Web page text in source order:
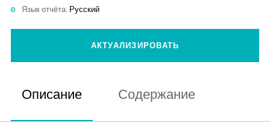
Язык отчёта: Русский
АКТУАЛИЗИРОВАТЬ
Описание Содержание